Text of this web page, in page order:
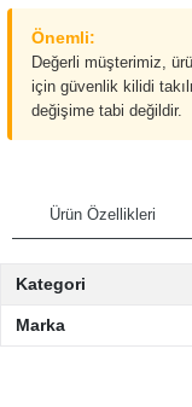
Önemli:
Değerli müşterimiz,
için güvenlik kilidi
değişime tabi değildir.
Ürün Özellikleri
Kategori
Marka